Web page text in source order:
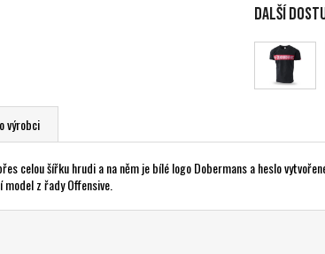
Další
výrobci
celou šířku hrudi a na něm je bílé logo Dobermans a heslo
z řady Offensive.